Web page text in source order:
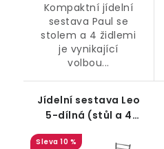
Kompaktní jídelní
sestava Paul se
stolem a 4 židlemi
je vynikající
volbou...
Jídelní sestava Leo
5-dílná (stůl a 4
židle) hnědá
10 %